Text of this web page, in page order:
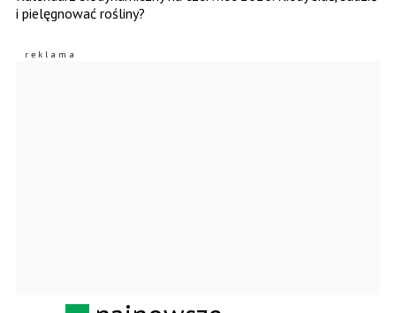
i pielęgnować rośliny?